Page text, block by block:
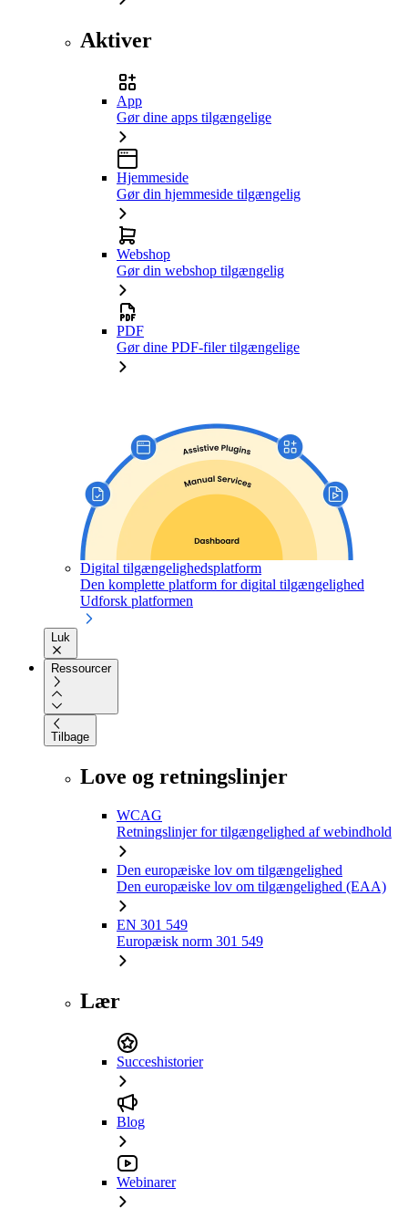
Aktiver
App
Gør dine apps tilgængelige
Hjemmeside
Gør din hjemmeside tilgængelig
Webshop
Gør din webshop tilgængelig
PDF
Gør dine PDF-filer tilgængelige
Digital tilgængelighedsplatform
Den komplette platform for digital tilgængelighed
Udforsk platformen
Luk
Ressourcer
Tilbage
Love og retningslinjer
WCAG
Retningslinjer for tilgængelighed af webindhold
Den europæiske lov om tilgængelighed
Den europæiske lov om tilgængelighed (EAA)
EN 301 549
Europæisk norm 301 549
Lær
Succeshistorier
Blog
Webinarer